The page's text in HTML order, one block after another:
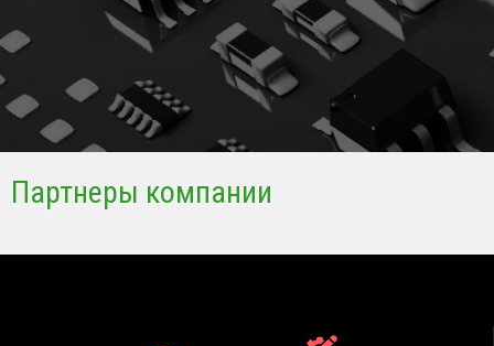
Партнеры компании